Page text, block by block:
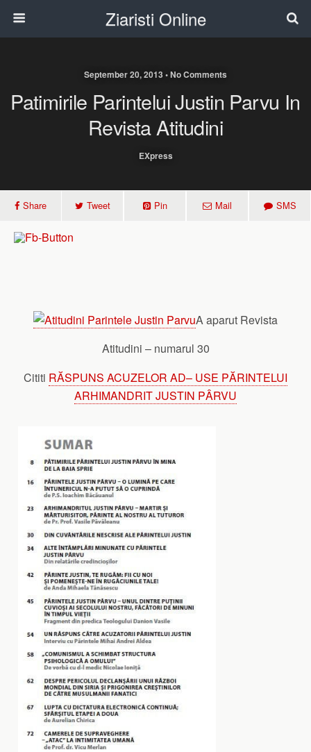
Ziaristi Online
September 20, 2013 • No Comments
Patimirile Parintelui Justin Parvu In
Revista Atitudini
EXpress
Share Tweet Pin Mail SMS
A aparut Revista
Atitudini – numarul 30
Cititi RĂSPUNS ACUZELOR AD– USE PĂRINTELUI
ARHIMANDRIT JUSTIN PÂRVU